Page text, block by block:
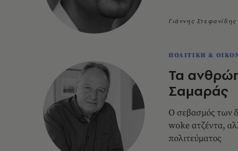
Γιάννης Στεφανίδης
ΠΟΛΙΤΙΚΗ &
Τα
Σαμαράς
Ο σεβασμός των
woke ατζέντα,
πολιτεύματος